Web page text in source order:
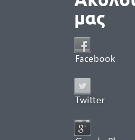
μας
Facebook
Twitter